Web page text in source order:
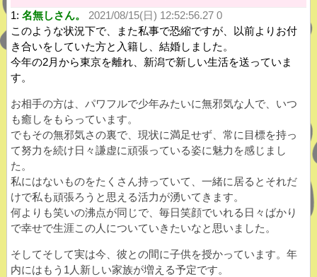
1: 名無しさん。
2021/08/15(日) 12:52:56.27 0
このような状況下で、また私事で恐縮ですが、以前よりお付
き合いをしていた方と入籍し、結婚しました。
今年の2月から東京を離れ、新潟で新しい生活を送っていま
す。
お相手の方は、パワフルで少年みたいに無邪気な人で、いつ
も癒しをもらっています。
でもその無邪気さの裏で、現状に満足せず、常に目標を持っ
て努力を続け日々謙虚に頑張っている姿に魅力を感じまし
た。
私にはないものをたくさん持っていて、一緒に居るとそれだ
けで私も頑張ろうと思える活力が湧いてきます。
何よりも笑いの沸点が同じで、毎日笑顔でいれる日々ばかり
で幸せで生涯この人についていきたいなと思いました。
そしてそして実は今、彼との間に子供を授かっています。年
内にはもう1人新しい家族が増える予定です。